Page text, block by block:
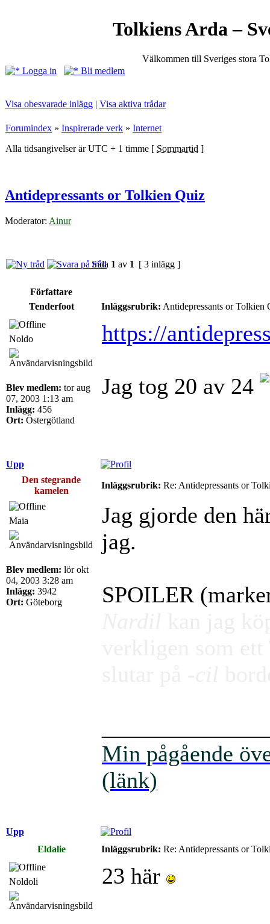
Tolkiens Arda –
Välkommen till Sveriges stora
Logga in
Bli medlem
Visa obesvarade inlägg | Visa aktiva trådar
Forumindex » Inspirerade verk » Internet
Alla tidsangivelser är UTC + 1 timme [ Sommartid ]
Antidepressants or Tolkien Quiz
Moderator: Ainur
Sida 1 av 1 [ 3 inlägg ]
Författare
Tenderfoot
Inläggsrubrik: Antidepressants or Tolkien
Noldo
Blev medlem: tor aug
07, 2003 1:13 am
Inlägg: 456
Ort: Östergötland
https://
Jag tog 20 av 24
Upp
Den stegrande
kamelen
Inläggsrubrik: Re: Antidepressants or
Maia
Blev medlem: lör okt
04, 2003 3:28 am
Inlägg: 3942
Ort: Göteborg
Jag gjorde den
jag.
SPOILER
Min pågående
(länk)
Upp
Eldalie
Inläggsrubrik: Re: Antidepressants or
Noldoli 23 här